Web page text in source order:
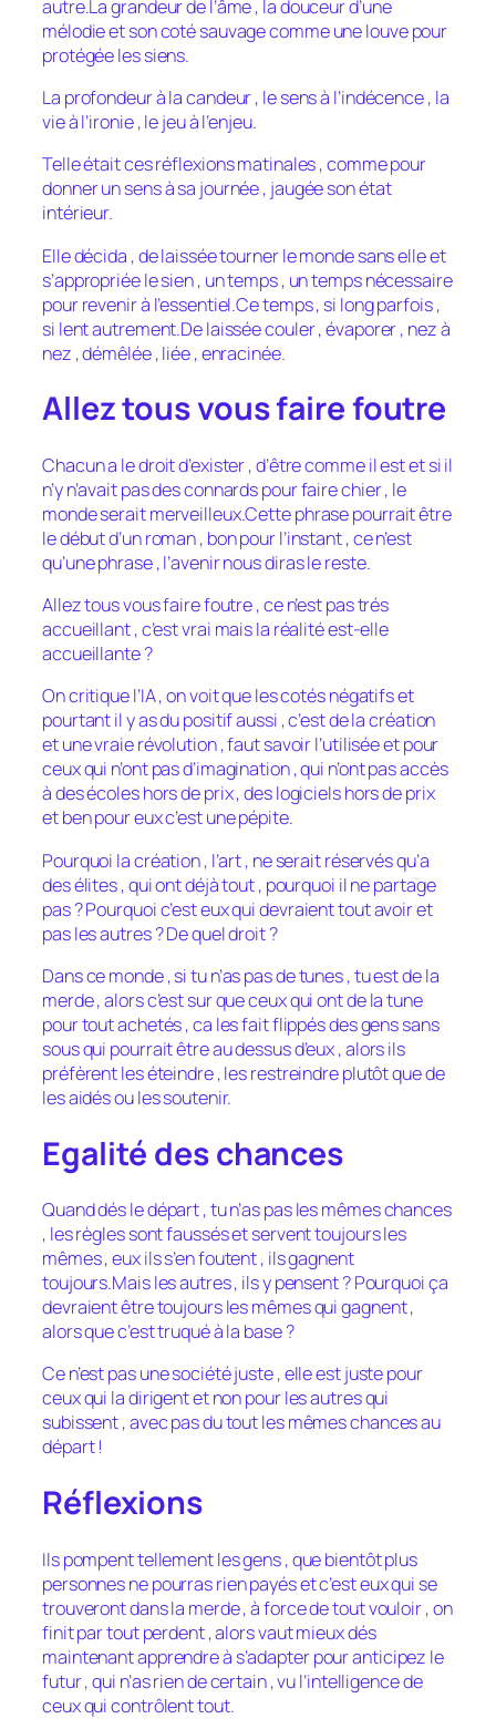
autre.La grandeur de l’âme , la douceur d’une
mélodie et son coté sauvage comme une louve pour
protégée les siens.
La profondeur à la candeur , le sens à l’indécence , la
vie à l’ironie , le jeu à l’enjeu.
Telle était ces réflexions matinales , comme pour
donner un sens à sa journée , jaugée son état
intérieur.
Elle décida , de laissée tourner le monde sans elle et
s’appropriée le sien , un temps , un temps nécessaire
pour revenir à l’essentiel.Ce temps , si long parfois ,
si lent autrement.De laissée couler , évaporer , nez à
nez , démêlée , liée , enracinée.
Allez tous vous faire foutre
Chacun a le droit d’exister , d’être comme il est et si il
n’y n’avait pas des connards pour faire chier , le
monde serait merveilleux.Cette phrase pourrait être
le début d’un roman , bon pour l’instant , ce n’est
qu’une phrase , l’avenir nous diras le reste.
Allez tous vous faire foutre , ce n’est pas trés
accueillant , c’est vrai mais la réalité est-elle
accueillante ?
On critique l’IA , on voit que les cotés négatifs et
pourtant il y as du positif aussi , c’est de la création
et une vraie révolution , faut savoir l’utilisée et pour
ceux qui n’ont pas d’imagination , qui n’ont pas accès
à des écoles hors de prix , des logiciels hors de prix
et ben pour eux c’est une pépite.
Pourquoi la création , l’art , ne serait réservés qu’a
des élites , qui ont déjà tout , pourquoi il ne partage
pas ? Pourquoi c’est eux qui devraient tout avoir et
pas les autres ? De quel droit ?
Dans ce monde , si tu n’as pas de tunes , tu est de la
merde , alors c’est sur que ceux qui ont de la tune
pour tout achetés , ca les fait flippés des gens sans
sous qui pourrait être au dessus d’eux , alors ils
préfèrent les éteindre , les restreindre plutôt que de
les aidés ou les soutenir.
Egalité des chances
Quand dés le départ , tu n’as pas les mêmes chances
, les règles sont faussés et servent toujours les
mêmes , eux ils s’en foutent , ils gagnent
toujours.Mais les autres , ils y pensent ? Pourquoi ça
devraient être toujours les mêmes qui gagnent ,
alors que c’est truqué à la base ?
Ce n’est pas une société juste , elle est juste pour
ceux qui la dirigent et non pour les autres qui
subissent , avec pas du tout les mêmes chances au
départ !
Réflexions
Ils pompent tellement les gens , que bientôt plus
personnes ne pourras rien payés et c’est eux qui se
trouveront dans la merde , à force de tout vouloir , on
finit par tout perdent , alors vaut mieux dés
maintenant apprendre à s’adapter pour anticipez le
futur , qui n’as rien de certain , vu l’intelligence de
ceux qui contrôlent tout.